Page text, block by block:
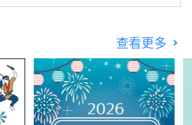
查看更多